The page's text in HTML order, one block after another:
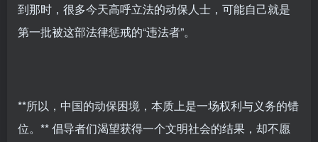
到那时，很多今天高呼立法的动保人士，可能自己就是
第一批被这部法律惩戒的“违法者”。
**所以，中国的动保困境，本质上是一场权利与义务的错
位。** 倡导者们渴望获得一个文明社会的结果，却不愿